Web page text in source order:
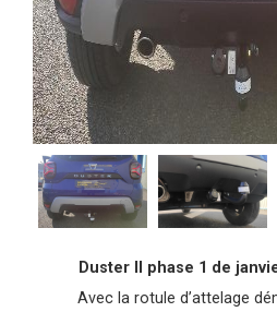
Duster II phase 1 de
Avec la rotule d’attelage